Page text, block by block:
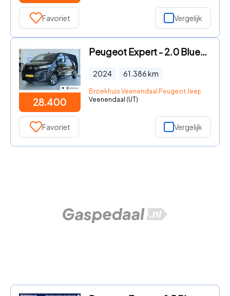
Favoriet Vergelijk
28.400
Peugeot Expert - 2.0 BlueHDi 145 S&S L2 | Cruise Control | Betimmering | Came
2024 61.386km
Broekhuis Veenendaal Peugeot Jeep Fiat
Veenendaal (UT)
Favoriet Vergelijk